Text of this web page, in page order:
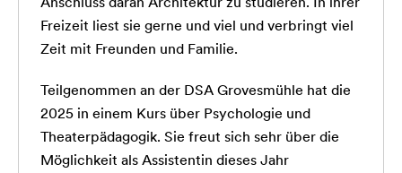
Freizeit liest sie gerne und viel und verbringt viel
Zeit mit Freunden und Familie.
Teilgenommen an der DSA Grovesmühle hat die
2025 in einem Kurs über Psychologie und
Theaterpädagogik. Sie freut sich sehr über die
Möglichkeit als Assistentin dieses Jahr